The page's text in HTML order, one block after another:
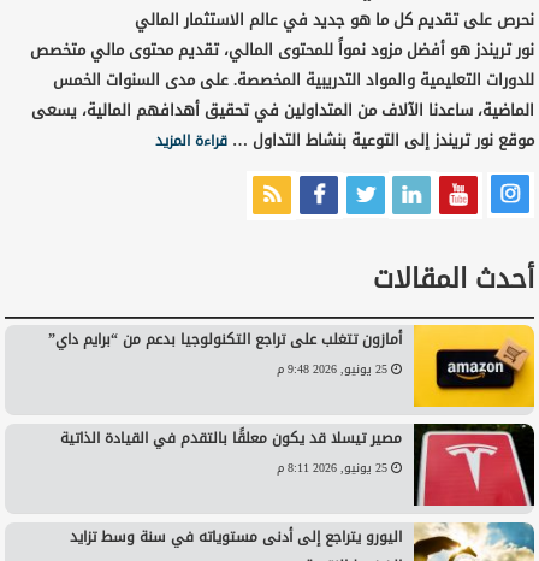
نحرص على تقديم كل ما هو جديد في عالم الاستثمار المالي
نور تريندز هو أفضل مزود نمواً للمحتوى المالي، تقديم محتوى مالي متخصص
للدورات التعليمية والمواد التدريبية المخصصة. على مدى السنوات الخمس
الماضية، ساعدنا الآلاف من المتداولين في تحقيق أهدافهم المالية، يسعى
موقع نور تريندز إلى التوعية بنشاط التداول …قراءة المزيد
أحدث المقالات
أمازون تتغلب على تراجع التكنولوجيا بدعم من “برايم داي”
25 يونيو, 2026 9:48 م
مصير تيسلا قد يكون معلقًا بالتقدم في القيادة الذاتية
25 يونيو, 2026 8:11 م
اليورو يتراجع إلى أدنى مستوياته في سنة وسط تزايد